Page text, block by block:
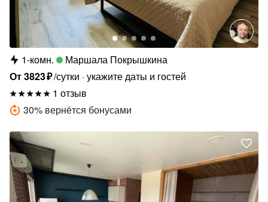
1-комн.
Маршала Покрышкина
От3823₽/сутки укажите даты и гостей
1 отзыв
30% вернётся бонусами